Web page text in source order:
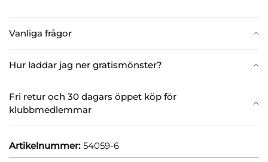
Vanliga frågor
Hur laddar jag ner gratismönster?
Fri retur och 30 dagars öppet köp för
klubbmedlemmar
Artikelnummer: 54059-6